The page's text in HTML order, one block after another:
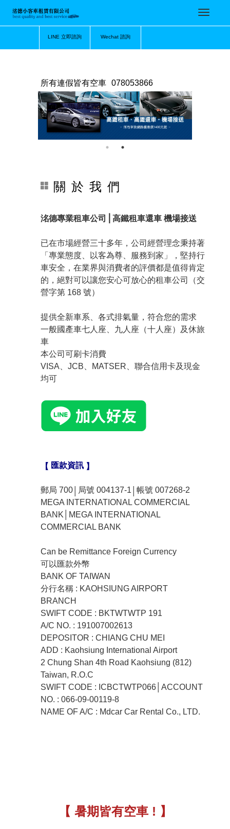
LINE 立即諮詢 Wechat 諮詢
所有連假皆有空車 078053866
關 於 我 們
洺德專業租車公司⎪高鐵租車還車 機場接送
已在市場經營三十多年，公司經營理念秉持著
「專業態度、以客為尊、服務到家」，堅持行
車安全，在業界與消費者的評價都是值得肯定
的，絕對可以讓您安心可放心的租車公司（交
營字第 168 號）
提供全新車系、各式排氣量，符合您的需求
一般國產車七人座、九人座（十人座）及休旅
車
本公司可刷卡消費
VISA、JCB、MATSER、聯合信用卡及現金
均可
【 匯款資訊 】
郵局 700 局號 004137-1
帳號 007268-2
MEGA INTERNATIONAL COMMERCIAL
BANK│MEGA INTERNATIONAL
COMMERCIAL BANK
Can be Remittance Foreign Currency
可以匯款外幣
BANK OF TAIWAN
分行名稱 : KAOHSIUNG AIRPORT
BRANCH
SWIFT CODE : BKTWTWTP 191
A/C NO. : 191007002613
DEPOSITOR : CHIANG CHU MEI
ADD : Kaohsiung International Airport
2 Chung Shan 4th Road Kaohsiung (812)
Taiwan, R.O.C
SWIFT CODE : ICBCTWTP066│ACCOUNT
NO. : 066-09-00119-8
NAME OF A/C : Mdcar Car Rental Co., LTD.
【 暑期皆有空車 ! 】